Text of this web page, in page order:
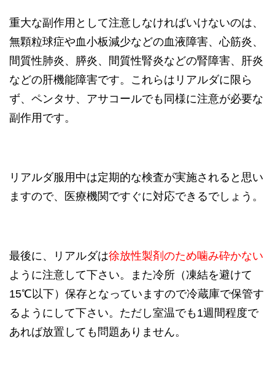
重大な副作用として注意しなければいけないのは、
無顆粒球症や血小板減少などの血液障害、心筋炎、
間質性肺炎、膵炎、間質性腎炎などの腎障害、肝炎
などの肝機能障害です。これらはリアルダに限ら
ず、ペンタサ、アサコールでも同様に注意が必要な
副作用です。
リアルダ服用中は定期的な検査が実施されると思い
ますので、医療機関ですぐに対応できるでしょう。
最後に、リアルダは徐放性製剤のため噛み砕かない
ように注意して下さい。また冷所（凍結を避けて
15℃以下）保存となっていますので冷蔵庫で保管す
るようにして下さい。ただし室温でも1週間程度で
あれば放置しても問題ありません。